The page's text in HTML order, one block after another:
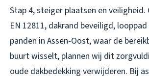
Stap 4, steiger plaatsen en veiligheid.
EN 12811, dakrand beveiligd,
panden in Assen-Oost, waar de
buurt wisselt, plannen wij dit
oude dakbedekking verwijderen. Bij